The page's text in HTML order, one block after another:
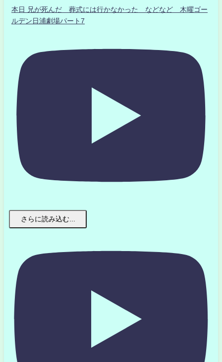
本日 兄が死んだ 葬式には行かなかった などなど 木曜ゴー
ルデン日浦劇場パート7
さらに読み込む...